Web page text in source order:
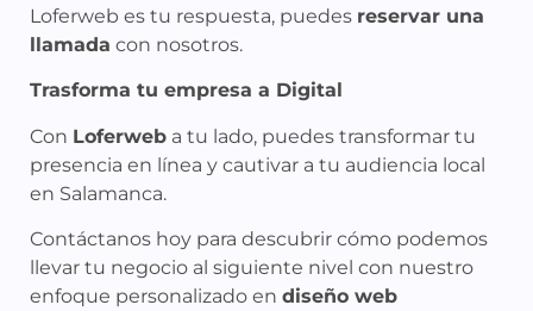
Loferweb es tu respuesta, puedes reservar una
llamada con nosotros.
Trasforma tu empresa a Digital
Con Loferweb a tu lado, puedes transformar tu
presencia en línea y cautivar a tu audiencia local
en Salamanca.
Contáctanos hoy para descubrir cómo podemos
llevar tu negocio al siguiente nivel con nuestro
enfoque personalizado en diseño web